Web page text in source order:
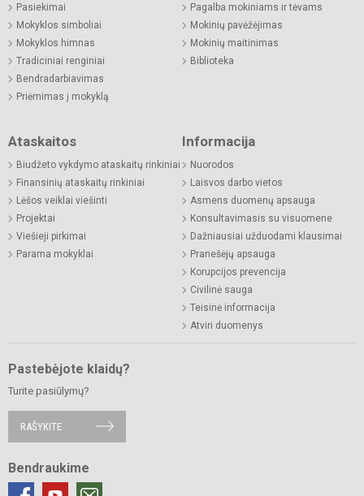
Pasiekimai
Mokyklos simboliai
Mokyklos himnas
Tradiciniai renginiai
Bendradarbiavimas
Priėmimas į mokyklą
Pagalba mokiniams ir tėvams
Mokinių pavėžėjimas
Mokinių maitinimas
Biblioteka
Ataskaitos
Biudžeto vykdymo ataskaitų rinkiniai
Finansinių ataskaitų rinkiniai
Lėšos veiklai viešinti
Projektai
Viešieji pirkimai
Parama mokyklai
Informacija
Nuorodos
Laisvos darbo vietos
Asmens duomenų apsauga
Konsultavimasis su visuomene
Dažniausiai užduodami klausimai
Pranešėjų apsauga
Korupcijos prevencija
Civilinė sauga
Teisinė informacija
Atviri duomenys
Pastebėjote klaidų?
Turite pasiūlymų?
RAŠYKITE
Bendraukime